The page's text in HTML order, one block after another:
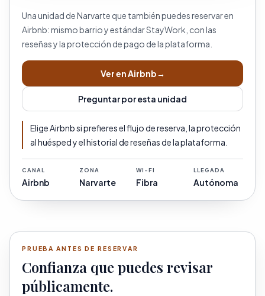
Una unidad de Narvarte que también puedes reservar en
Airbnb: mismo barrio y estándar StayWork, con las
reseñas y la protección de pago de la plataforma.
Ver en Airbnb→
Preguntar por esta unidad
Elige Airbnb si prefieres el flujo de reserva, la protección
al huésped y el historial de reseñas de la plataforma.
CANAL
Airbnb
ZONA
Narvarte
WI-FI
Fibra
LLEGADA
Autónoma
PRUEBA ANTES DE RESERVAR
Confianza que puedes revisar
públicamente.